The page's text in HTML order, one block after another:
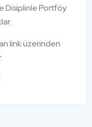
Disiplinle Portföy
link üzerinden